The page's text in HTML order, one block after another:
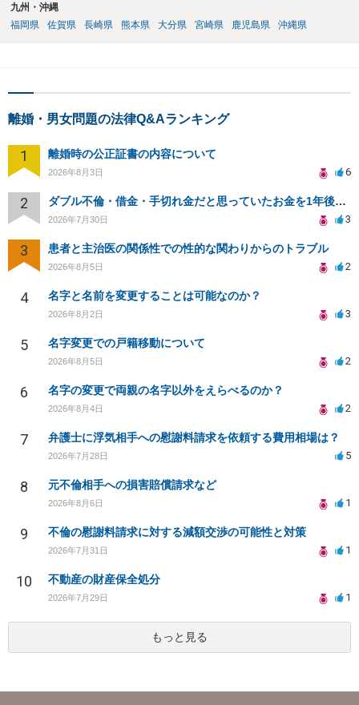
九州・沖縄
福岡県
佐賀県 長崎県 熊本県 大分県 宮崎県 鹿児島県 沖縄県
離婚・男女問題の法律Q&Aランキング
1 離婚時の公正証書の内容について
2026年8月3日 6
2 ダブル不倫・借金・手切れ金だと思っていたお金を1年後いまさら脅迫罪として通知書が来てまとめて請求
2026年7月30日 3
3 患者と主治医の関係性での性的な関わりからのトラブル
2026年8月5日 2
4 名字と名前を変更することは可能なのか？
2026年8月2日 3
5 名字変更での戸籍移動について
2026年8月5日 2
6 名字の変更で両親の名字以外をえらべるのか？
2026年8月4日 2
7 弁護士に浮気相手への慰謝料請求を依頼する費用相場は？
2026年7月28日 5
8 元不倫相手への損害賠償請求など
2026年8月6日 1
9 不倫の慰謝料請求に対する減額交渉の可能性と対策
2026年7月31日 1
10 不動産の財産保全処分
2026年7月29日 1
もっと見る